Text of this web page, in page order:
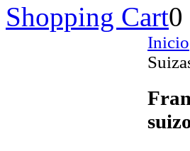
Shopping Cart0
Inicio